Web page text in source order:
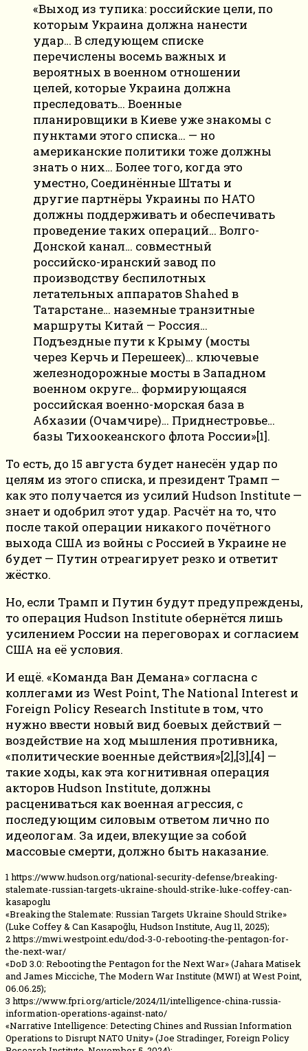
«Выход из тупика: российские цели, по
которым Украина должна нанести
удар… В следующем списке
перечислены восемь важных и
вероятных в военном отношении
целей, которые Украина должна
преследовать… Военные
планировщики в Киеве уже знакомы с
пунктами этого списка… — но
американские политики тоже должны
знать о них… Более того, когда это
уместно, Соединённые Штаты и
другие партнёры Украины по НАТО
должны поддерживать и обеспечивать
проведение таких операций… Волго-
Донской канал… cовместный
российско-иранский завод по
производству беспилотных
летательных аппаратов Shahed в
Татарстане… наземные транзитные
маршруты Китай — Россия…
Подъездные пути к Крыму (мосты
через Керчь и Перешеек)… ключевые
железнодорожные мосты в Западном
военном округе… формирующаяся
российская военно-морская база в
Абхазии (Очамчире)… Приднестровье…
базы Тихоокеанского флота России»[1].
То есть, до 15 августа будет нанесён удар по
целям из этого списка, и президент Трамп —
как это получается из усилий Hudson Institute —
знает и одобрил этот удар. Расчёт на то, что
после такой операции никакого почётного
выхода США из войны с Россией в Украине не
будет — Путин отреагирует резко и ответит
жёстко.
Но, если Трамп и Путин будут предупреждены,
то операция Hudson Institute обернётся лишь
усилением России на переговорах и согласием
США на её условия.
И ещё. «Команда Ван Демана» согласна с
коллегами из West Point, The National Interest и
Foreign Policy Research Institute в том, что
нужно ввести новый вид боевых действий —
воздействие на ход мышления противника,
«политические военные действия»[2],[3],[4] —
такие ходы, как эта когнитивная операция
акторов Hudson Institute, должны
расцениваться как военная агрессия, с
последующим силовым ответом лично по
идеологам. За идеи, влекущие за собой
массовые смерти, должно быть наказание.
1 https://www.hudson.org/national-security-defense/breaking-
stalemate-russian-targets-ukraine-should-strike-luke-coffey-can-
kasapoglu
«Breaking the Stalemate: Russian Targets Ukraine Should Strike»
(Luke Coffey & Can Kasapoğlu, Hudson Institute, Aug 11, 2025);
2 https://mwi.westpoint.edu/dod-3-0-rebooting-the-pentagon-for-
the-next-war/
«DoD 3.0: Rebooting the Pentagon for the Next War» (Jahara Matisek
and James Micciche, The Modern War Institute (MWI) at West Point,
06.06.25);
3 https://www.fpri.org/article/2024/11/intelligence-china-russia-
information-operations-against-nato/
«Narrative Intelligence: Detecting Chines and Russian Information
Operations to Disrupt NATO Unity» (Joe Stradinger, Foreign Policy